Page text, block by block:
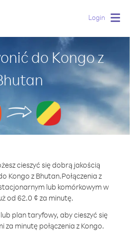
Login
do Kongo z
cieszyć się dobrą jakością
Kongo z Bhutan.Połączenia z
lub komórkowym w
od 62.0 ¢ za minutę.
plan taryfowy, aby cieszyć się
za minutę połączenia z Kongo.